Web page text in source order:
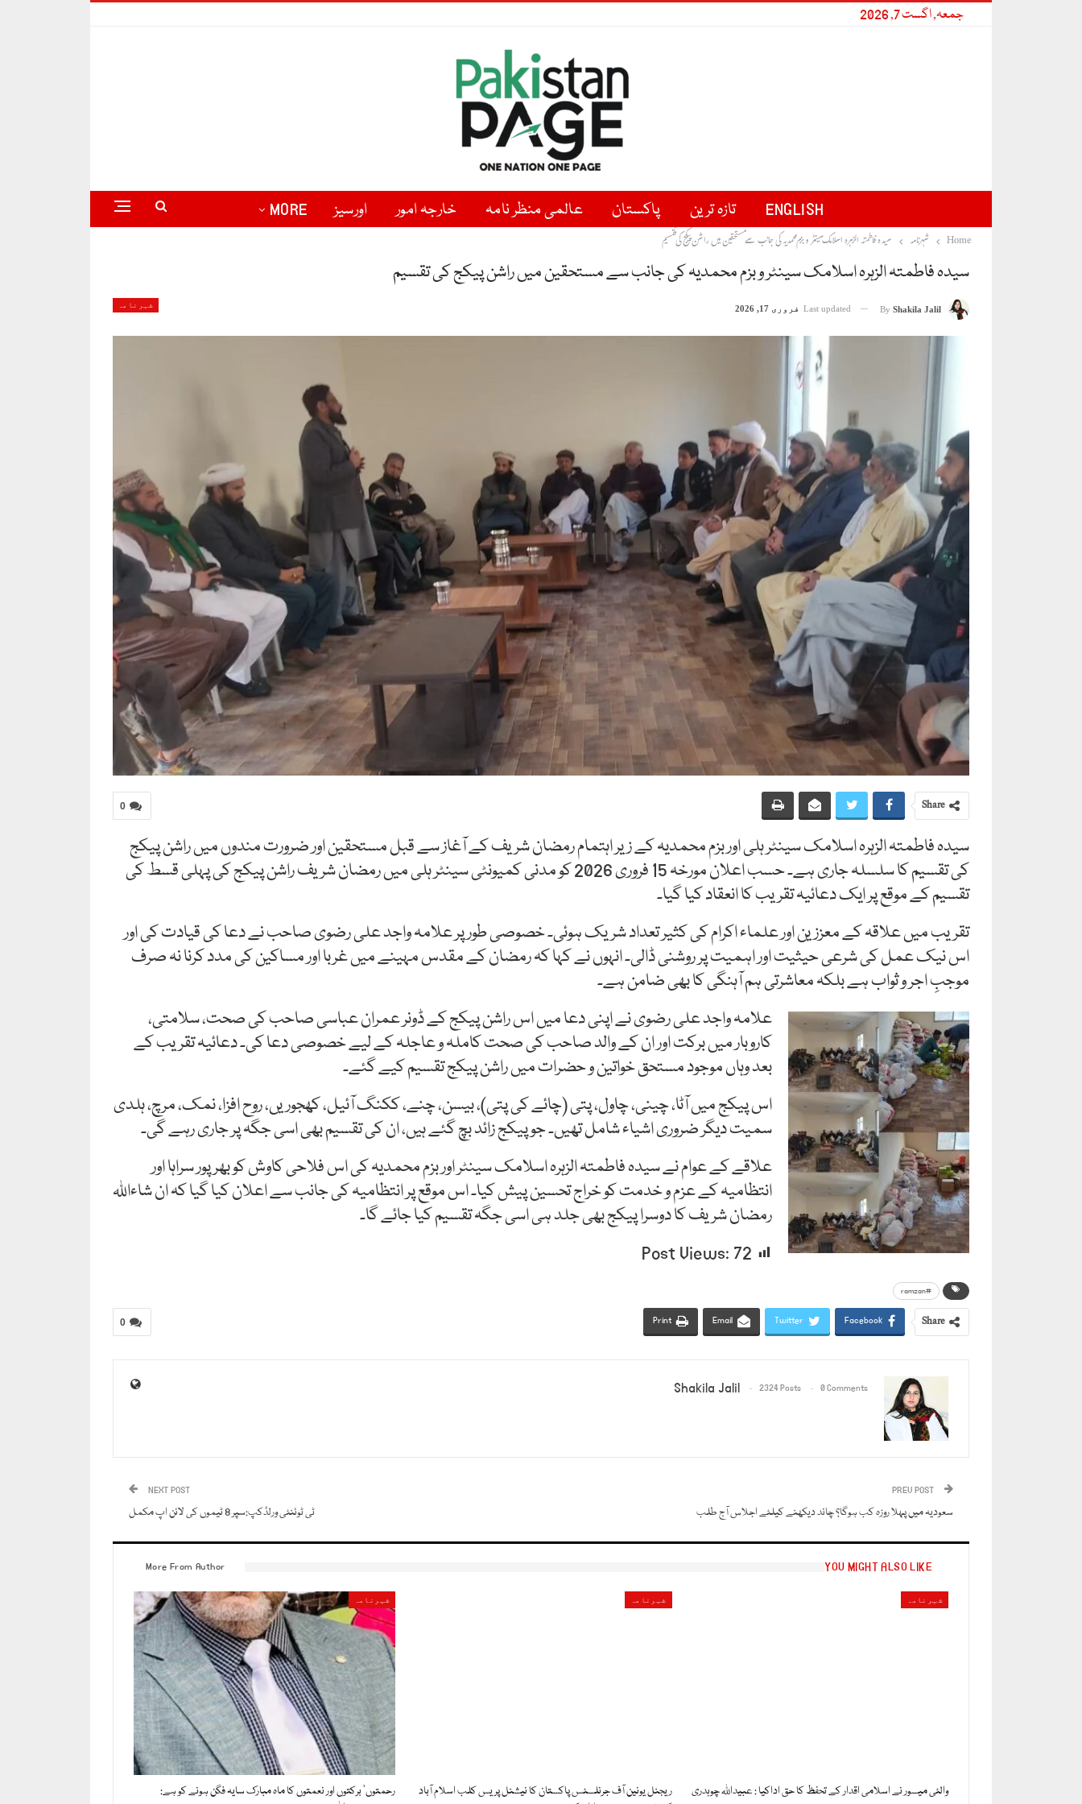
جمعہ, اگست 7, 2026
ENGLISH تازہ ترین پاکستان عالمی منظر نامہ خارجہ امور اورسیز MORE
Home شہرنامہ
سیدہ فاطمتہ الزہرہ اسلامک سینٹر و بزم محمدیہ کی جانب سے مستحقین میں راشن پیکج کی تقسیم
سیدہ فاطمتہ الزہرہ اسلامک سینٹر و بزم محمدیہ کی جانب سے مستحقین میں راشن پیکج کی تقسیم
شہرنامہ By Shakila Jalil
Last updated فروری 17, 2026
0
Share
سیدہ فاطمتہ الزہرہ اسلامک سینٹر ہلی اور بزم محمدیہ کے زیر اہتمام رمضان شریف کے آغاز سے قبل مستحقین اور ضرورت مندوں میں راشن پیکج
کی تقسیم کا سلسلہ جاری ہے۔ حسب اعلان مورخہ 15 فروری 2026 کو مدنی کمیونٹی سینٹر ہلی میں رمضان شریف راشن پیکج کی پہلی قسط کی
تقسیم کے موقع پر ایک دعائیہ تقریب کا انعقاد کیا گیا۔
تقریب میں علاقہ کے معززین اور علماء اکرام کی کثیر تعداد شریک ہوئی۔ خصوصی طور پر علامہ واجد علی رضوی صاحب نے دعا کی قیادت کی اور
اس نیک عمل کی شرعی حیثیت اور اہمیت پر روشنی ڈالی۔ انہوں نے کہا کہ رمضان کے مقدس مہینے میں غربا اور مساکین کی مدد کرنا نہ صرف
موجبِ اجر و ثواب ہے بلکہ معاشرتی ہم آہنگی کا بھی ضامن ہے۔
علامہ واجد علی رضوی نے اپنی دعا میں اس راشن پیکج کے ڈونر عمران عباسی صاحب کی صحت، سلامتی،
کاروبار میں برکت اور ان کے والد صاحب کی صحت کاملہ و عاجلہ کے لیے خصوصی دعا کی۔ دعائیہ تقریب کے
بعد وہاں موجود مستحق خواتین و حضرات میں راشن پیکج تقسیم کیے گئے۔
اس پیکج میں آٹا، چینی، چاول، پتی (چائے کی پتی)، بیسن، چنے، ککنگ آئیل، کھجوریں، روح افزا، نمک، مرچ، ہلدی
سمیت دیگر ضروری اشیاء شامل تھیں۔ جو پیکج زائد بچ گئے ہیں، ان کی تقسیم بھی اسی جگہ پر جاری رہے گی۔
علاقے کے عوام نے سیدہ فاطمتہ الزہرہ اسلامک سینٹر اور بزم محمدیہ کی اس فلاحی کاوش کو بھرپور سراہا اور
انتظامیہ کے عزم و خدمت کو خراج تحسین پیش کیا۔ اس موقع پر انتظامیہ کی جانب سے اعلان کیا گیا کہ ان شاءاللہ
رمضان شریف کا دوسرا پیکج بھی جلد ہی اسی جگہ تقسیم کیا جائے گا۔
Post Views: 72
#ramzan
0 Share
Facebook
Twitter
Email
Print
Shakila Jalil 2324 Posts 0 Comments
سعودیہ میں پہلا روزہ کب ہوگا؟ چاند دیکھنے کیلئے اجلاس آج طلب
NEXT POST
ٹی ٹوئنٹی ورلڈکپ:سپر 8 ٹیموں کی لائن اپ مکمل
YOU MIGHT ALSO LIKE
More From Author
شہرنامہ
والئی میسور نے اسلامی اقدار کے تحفظ کا حق اداکیا : عبیداللہ چوہدری
شہرنامہ
ریجنل یونین آف جرنلسٹس پاکستان کا نیشنل پریس کلب اسلام آباد
شہرنامہ
رحمتوں’ برکتوں اور نعمتوں کا ماہ مبارک سایہ فگن ہونے کو ہے: